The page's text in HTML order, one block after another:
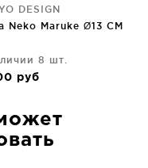
DESIGN
Neko Maruke Ø13 CM
8 шт.
руб